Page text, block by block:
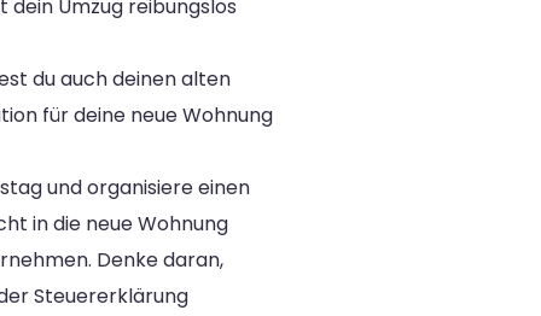
Umzug reibungslos
du auch deinen alten
für deine neue Wohnung
und organisiere einen
in die neue Wohnung
Denke daran,
Steuererklärung